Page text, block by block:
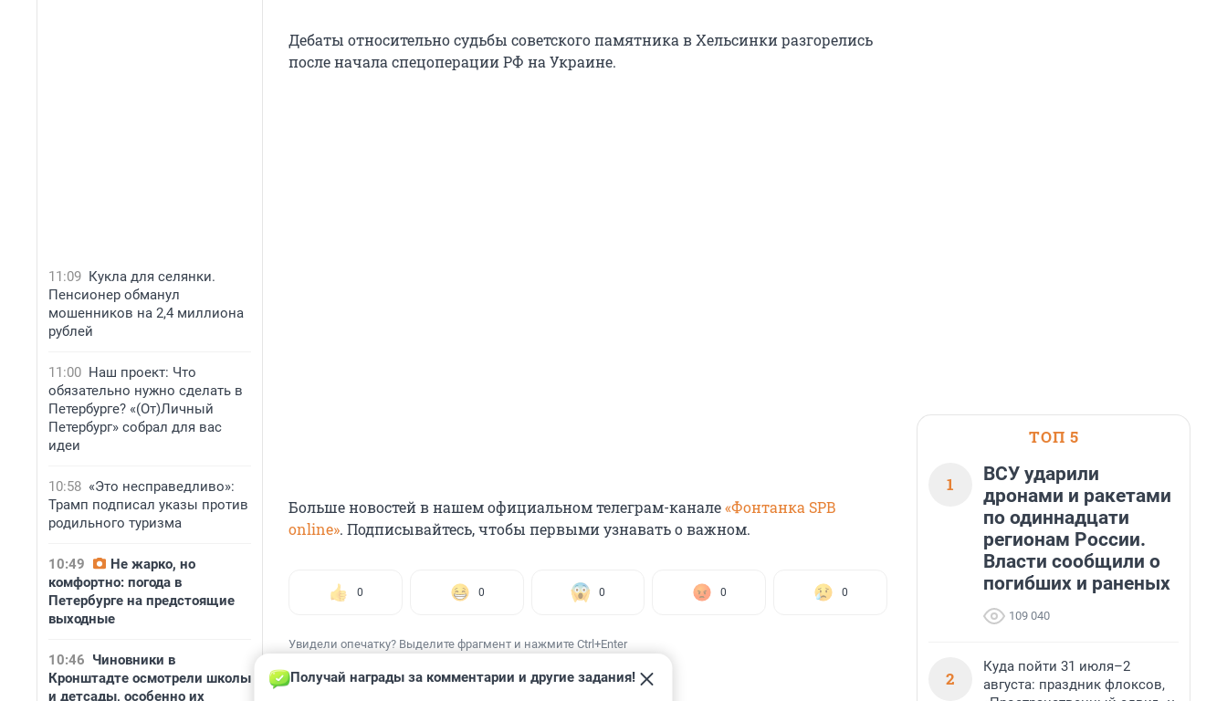
11:09 Кукла для селянки.
Пенсионер обманул
мошенников на 2,4 миллиона
рублей
11:00 Наш проект: Что
обязательно нужно сделать в
Петербурге? «(От)Личный
Петербург» собрал для вас
идеи
10:58 «Это несправедливо»:
Трамп подписал указы против
родильного туризма
10:49
Не жарко, но
комфортно: погода в
Петербурге на предстоящие
выходные
10:46 Чиновники в
Кронштадте осмотрели школы
и детсады, особенно их
Дебаты относительно судьбы советского памятника в Хельсинки разгорелись
после начала спецоперации РФ на Украине.
Больше новостей в нашем официальном телеграм-канале«Фонтанка SPB
online». Подписывайтесь, чтобы первыми узнавать о важном.
0 0 0 0 0
Увидели опечатку? Выделите фрагмент и нажмите Ctrl+Enter
Получай награды за комментарии и другие задания!
ТОП 5
1
ВСУ ударили
дронами и ракетами
по одиннадцати
регионам России.
Власти сообщили о
погибших и раненых
109 040
2
Куда пойти 31 июля–2
августа: праздник флоксов,